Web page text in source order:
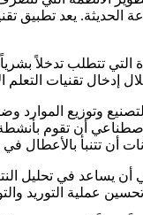
يعد تطبيق
التي تتطلب تدخلاً
تقنيات التعلم
وتوزيع الموارد
الاصطناعي أن تقوم
أن تتنبأ
أن يساعد في تحليل
عملية التوريد